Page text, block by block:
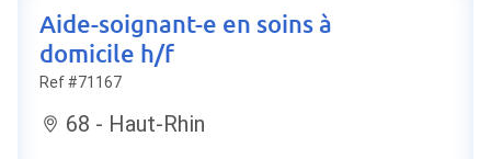
Aide-soignant-e en soins à
domicile h/f
Ref #71167
68 - Haut-Rhin